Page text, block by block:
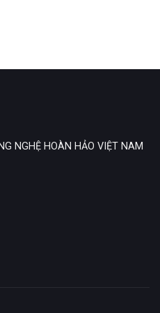
NGHỆ HOÀN HẢO VIỆT NAM